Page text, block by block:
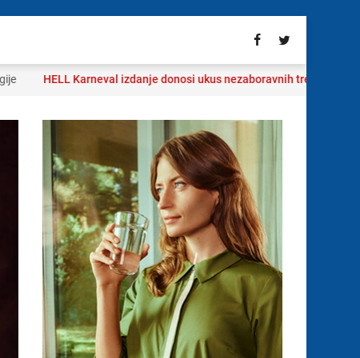
HELL Karneval izdanje donosi ukus nezaboravnih trenutaka: